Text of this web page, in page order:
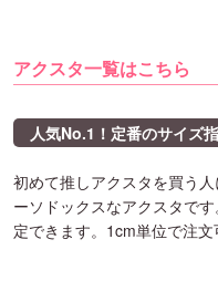
アクスタ一覧はこちら
人気No.1！定番のサイズ
初めて推しアクスタを買う
ーソドックスなアクスタで
定できます。1cm単位で注文